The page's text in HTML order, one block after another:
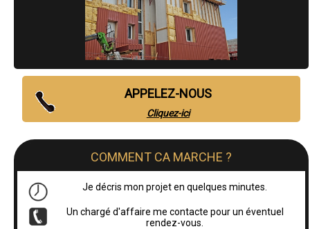
APPELEZ-NOUS
Cliquez-ici
COMMENT CA MARCHE ?
Je décris mon projet en quelques minutes.
Un chargé d'affaire me contacte pour un éventuel
rendez-vous.